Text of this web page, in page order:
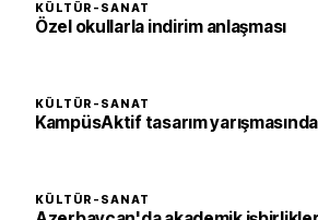
KÜLTÜR-SANAT
Özel okullarla indirim anlaşması
KÜLTÜR-SANAT
KampüsAktif tasarım
KÜLTÜR-SANAT